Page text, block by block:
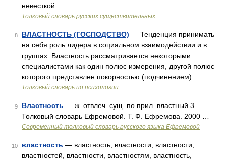
невесткой …
Толковый словарь русских существительных
8 ВЛАСТНОСТЬ (ГОСПОДСТВО) — Тенденция принимать
на себя роль лидера в социальном взаимодействии и в
группах. Властность рассматривается некоторыми
специалистами как один полюс измерения, другой полюс
которого представлен покорностью (подчинением) …
Толковый словарь по психологии
9 Властность — ж. отвлеч. сущ. по прил. властный 3.
Толковый словарь Ефремовой. Т. Ф. Ефремова. 2000 …
Современный толковый словарь русского языка Ефремовой
10 властность — властность, властности, властности,
властностей, властности, властностям, властность,